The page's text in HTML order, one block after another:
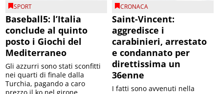
SPORT
Baseball5: l’Italia
conclude al quinto
posto i Giochi del
Mediterraneo
Gli azzurri sono stati sconfitti
nei quarti di finale dalla
Turchia, pagando a caro
CRONACA
Saint-Vincent:
aggredisce i
carabinieri, arrestato
e condannato per
direttissima un
36enne
I fatti sono avvenuti nella